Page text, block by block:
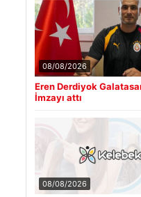
08/08/2026
Eren Derdiyok
İmzayı attı
08/08/2026